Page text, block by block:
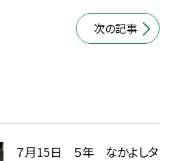
次の記事
７月15日 ５年 なかよしタ